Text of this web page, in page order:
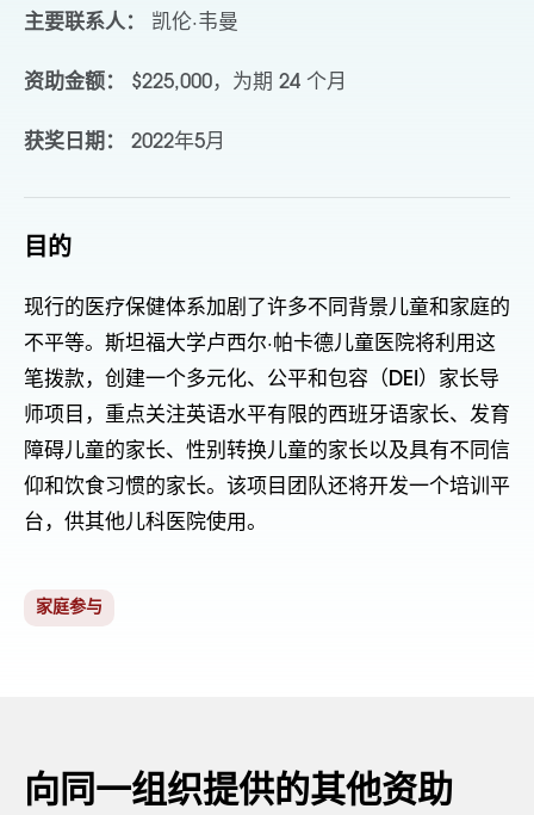
主要联系人： 凯伦·韦曼
资助金额： $225,000，为期 24 个月
获奖日期： 2022年5月
目的
现行的医疗保健体系加剧了许多不同背景儿童和家庭的
不平等。斯坦福大学卢西尔·帕卡德儿童医院将利用这
笔拨款，创建一个多元化、公平和包容（DEI）家长导
师项目，重点关注英语水平有限的西班牙语家长、发育
障碍儿童的家长、性别转换儿童的家长以及具有不同信
仰和饮食习惯的家长。该项目团队还将开发一个培训平
台，供其他儿科医院使用。
家庭参与
向同一组织提供的其他资助